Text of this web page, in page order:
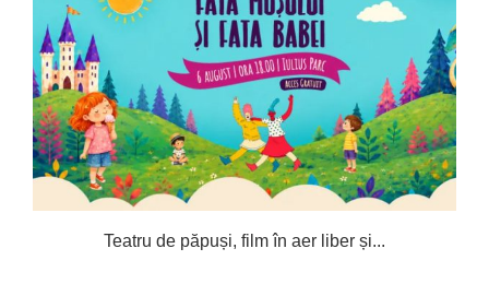
Teatru de păpuși, film în aer liber și...